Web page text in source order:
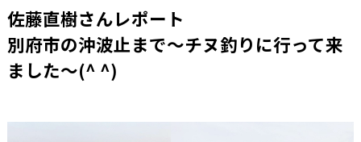
佐藤直樹さんレポート
別府市の沖波止まで〜チヌ釣りに行って来
ました〜(^ ^)